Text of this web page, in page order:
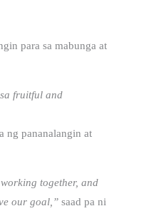
para sa mabunga at
fruitful and
ng pananalangin at
together, and
our goal,” saad pa ni